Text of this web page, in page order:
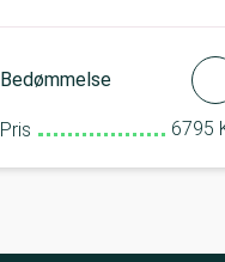
Bedømmelse
Pris 6795